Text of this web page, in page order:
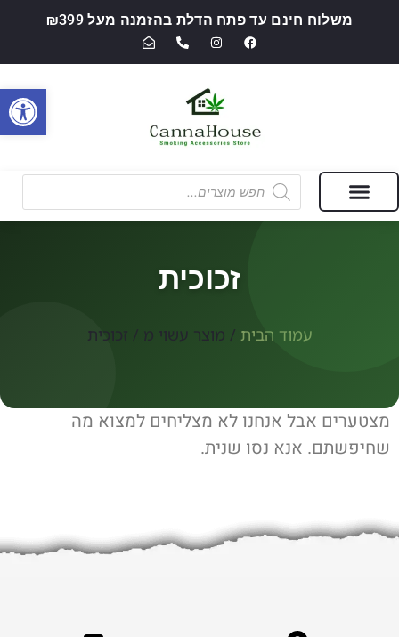
משלוח חינם עד פתח הדלת בהזמנה מעל ₪399
זכוכית
עמוד הבית / מוצר עשוי מ / זכוכית
מצטערים אבל אנחנו לא מצליחים למצוא מה
שחיפשתם. אנא נסו שנית.
פתח